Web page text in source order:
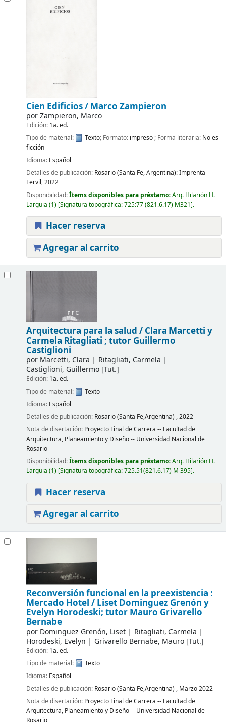
Cien Edificios / Marco Zampieron
porZampieron, Marco
Edición: 1a. ed.
Tipo de material:
Texto; Formato: impreso; Forma literaria: No es
ficción
Idioma: Español
Detalles de publicación: Rosario (Santa Fe, Argentina):Imprenta
Fervil,2022
Disponibilidad:Ítems disponibles para préstamo:Arq. Hilarión H.
Larguia (1) Signatura topográfica:725:77 (821.6.17) M321 .
Hacer reserva
Agregar al carrito
Arquitectura para la salud / Clara Marcetti y
Carmela Ritagliati ; tutor Guillermo
Castiglioni
por Marcetti, Clara
Ritagliati, Carmela
Castiglioni, Guillermo[Tut.]
Edición: 1a. ed.
Tipo de material:
Texto
Idioma: Español
Detalles de publicación: Rosario (Santa Fe,Argentina) ,2022
Nota de disertación: Proyecto Final de Carrera -- Facultad de
Arquitectura, Planeamiento y Diseño -- Universidad Nacional de
Rosario
Disponibilidad:Ítems disponibles para préstamo:Arq. Hilarión H.
Larguia (1) Signatura topográfica:725.51(821.6.17) M 395 .
Hacer reserva
Agregar al carrito
Reconversión funcional en la preexistencia :
Mercado Hotel / Liset Dominguez Grenón y
Evelyn Horodeski; tutor Mauro Grivarello
Bernabe
por Dominguez Grenón, Liset
Ritagliati, Carmela
Horodeski, Evelyn
Grivarello Bernabe, Mauro [Tut.]
Edición: 1a. ed.
Tipo de material:
Texto
Idioma: Español
Detalles de publicación: Rosario (Santa Fe,Argentina) , Marzo 2022
Nota de disertación: Proyecto Final de Carrera -- Facultad de
Arquitectura, Planeamiento y Diseño -- Universidad Nacional de
Rosario